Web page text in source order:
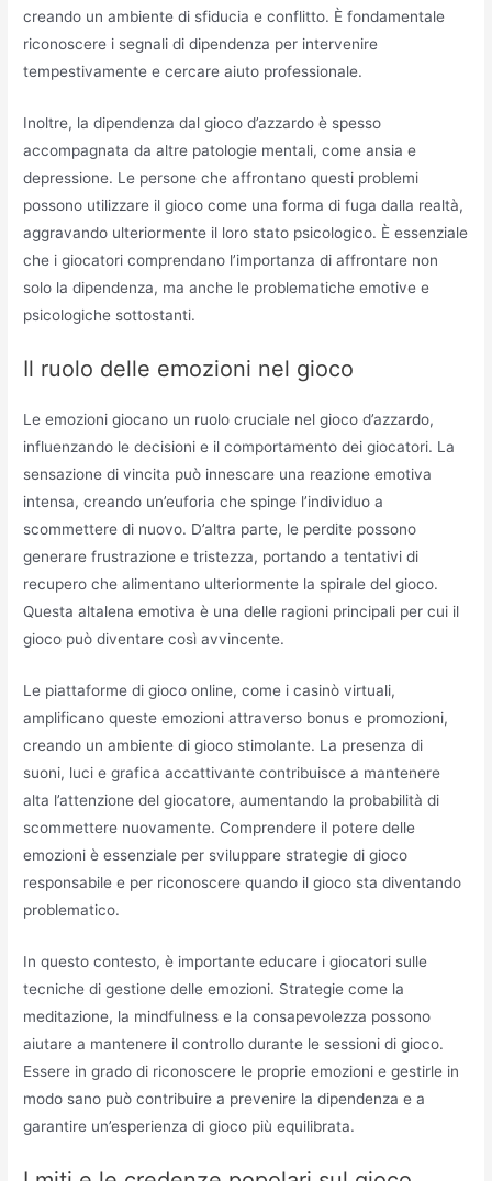
creando un ambiente di sfiducia e conflitto. È fondamentale
riconoscere i segnali di dipendenza per intervenire
tempestivamente e cercare aiuto professionale.
Inoltre, la dipendenza dal gioco d’azzardo è spesso
accompagnata da altre patologie mentali, come ansia e
depressione. Le persone che affrontano questi problemi
possono utilizzare il gioco come una forma di fuga dalla realtà,
aggravando ulteriormente il loro stato psicologico. È essenziale
che i giocatori comprendano l’importanza di affrontare non
solo la dipendenza, ma anche le problematiche emotive e
psicologiche sottostanti.
Il ruolo delle emozioni nel gioco
Le emozioni giocano un ruolo cruciale nel gioco d’azzardo,
influenzando le decisioni e il comportamento dei giocatori. La
sensazione di vincita può innescare una reazione emotiva
intensa, creando un’euforia che spinge l’individuo a
scommettere di nuovo. D’altra parte, le perdite possono
generare frustrazione e tristezza, portando a tentativi di
recupero che alimentano ulteriormente la spirale del gioco.
Questa altalena emotiva è una delle ragioni principali per cui il
gioco può diventare così avvincente.
Le piattaforme di gioco online, come i casinò virtuali,
amplificano queste emozioni attraverso bonus e promozioni,
creando un ambiente di gioco stimolante. La presenza di
suoni, luci e grafica accattivante contribuisce a mantenere
alta l’attenzione del giocatore, aumentando la probabilità di
scommettere nuovamente. Comprendere il potere delle
emozioni è essenziale per sviluppare strategie di gioco
responsabile e per riconoscere quando il gioco sta diventando
problematico.
In questo contesto, è importante educare i giocatori sulle
tecniche di gestione delle emozioni. Strategie come la
meditazione, la mindfulness e la consapevolezza possono
aiutare a mantenere il controllo durante le sessioni di gioco.
Essere in grado di riconoscere le proprie emozioni e gestirle in
modo sano può contribuire a prevenire la dipendenza e a
garantire un’esperienza di gioco più equilibrata.